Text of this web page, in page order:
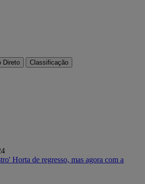
Direto Classificação
Horta de regresso, mas agora com a